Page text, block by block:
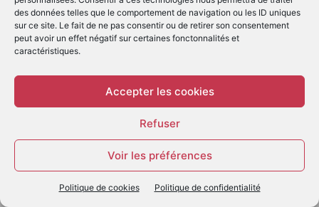
des données telles que le comportement de navigation ou les ID uniques
sur ce site. Le fait de ne pas consentir ou de retirer son consentement
peut avoir un effet négatif sur certaines fonctonnalités et
caractéristiques.
Accepter les cookies
Refuser
Voir les préférences
Politique de cookies Politique de confidentialité